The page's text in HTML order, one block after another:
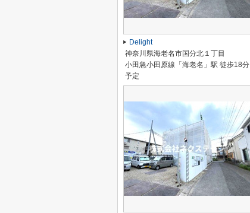
Delight
神奈川県海老名市国分北１丁目
小田急小田原線「海老名」駅 徒歩18分
予定